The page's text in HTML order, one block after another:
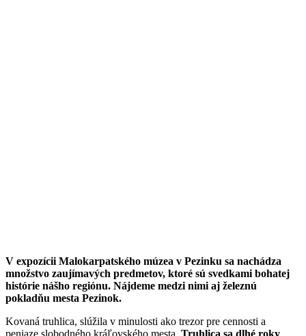
V expozícii Malokarpatského múzea v Pezinku sa nachádza
množstvo zaujímavých predmetov, ktoré sú svedkami bohatej
histórie nášho regiónu. Nájdeme medzi nimi aj železnú
pokladňu mesta Pezinok.
Kovaná truhlica, slúžila v minulosti ako trezor pre cennosti a
peniaze slobodného kráľovského mesta. Truhlica sa dlhé roky